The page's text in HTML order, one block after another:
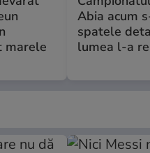
marele
Abia acum
spatele
lumea l-a